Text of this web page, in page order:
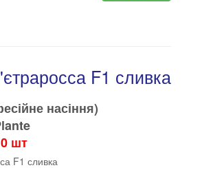
F1 сливка
насіння)
шт
F1 сливка